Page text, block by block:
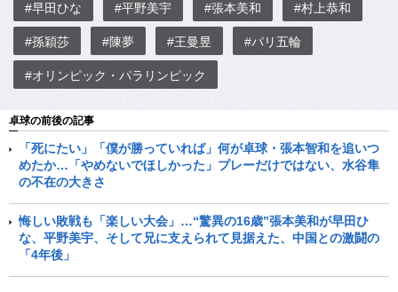
#早田ひな #平野美宇 #張本美和 #村上恭和
#孫穎莎 #陳夢 #王曼昱 #パリ五輪
#オリンピック・パラリンピック
卓球の前後の記事
「死にたい」「僕が勝っていれば」何が卓球・張本智和を追いつ
めたか…「やめないでほしかった」プレーだけではない、水谷隼
の不在の大きさ
悔しい敗戦も「楽しい大会」…“驚異の16歳”張本美和が早田ひ
な、平野美宇、そして兄に支えられて見据えた、中国との激闘の
「4年後」